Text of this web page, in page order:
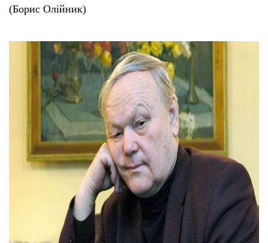
(Борис Олійник)